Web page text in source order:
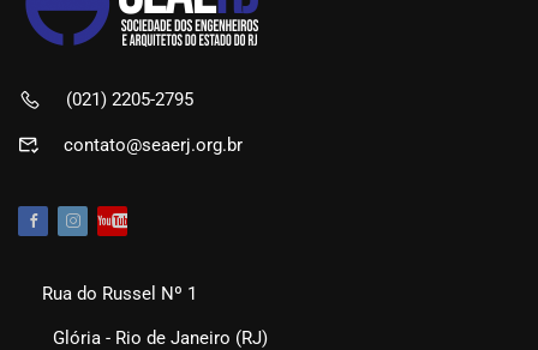
(021) 2205-2795
contato@seaerj.org.br
Rua do Russel Nº 1
Glória - Rio de Janeiro (RJ)